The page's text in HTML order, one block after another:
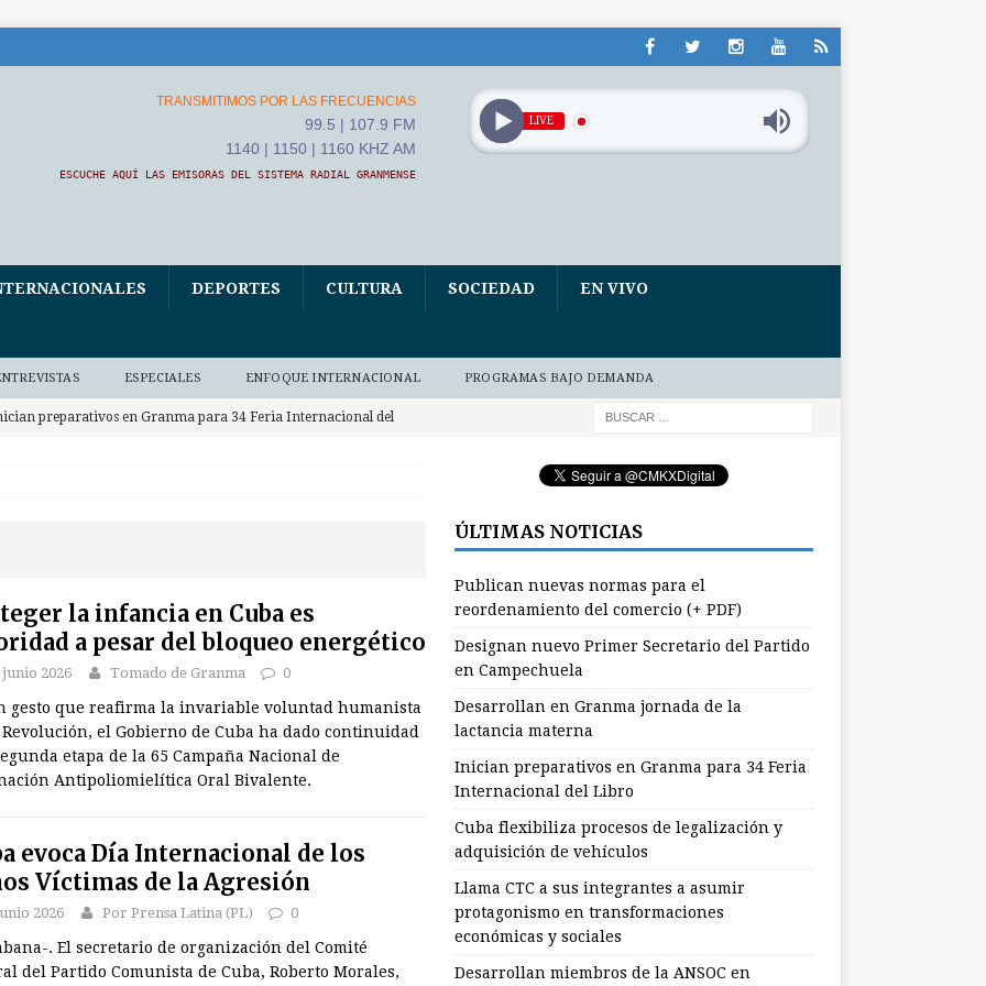
TRANSMITIMOS POR LAS FRECUENCIAS
99.5 | 107.9 FM
1140 | 1150 | 1160 KHZ AM
ESCUCHE AQUÍ LAS EMISORAS DEL SISTEMA RADIAL GRANMENSE
LIVE
DEPORTES CULTURA SOCIEDAD EN VIVO
ESPECIALES ENFOQUE INTERNACIONAL PROGRAMAS BAJO DEMANDA
preparativos en Granma para 34 Feria Internacional del
y sociales GRANMA
miembros de la ANSOC en Granma actividades en esta
nuevas normas para el reordenamiento del comercio (+
nuevo Primer Secretario del Partido en Campechuela
en Granma jornada de la lactancia materna
la infancia en Cuba es
a pesar del bloqueo energético
junio 2026 Tomado de Granma 0
gesto que reafirma la invariable voluntad humanista
el Gobierno de Cuba ha dado continuidad
etapa de la 65 Campaña Nacional de
Antipoliomielítica Oral Bivalente.
evoca Día Internacional de los
Víctimas de la Agresión
2026 Por Prensa Latina (PL) 0
. El secretario de organización del Comité
del Partido Comunista de Cuba, Roberto Morales,
ÚLTIMAS NOTICIAS
Publican nuevas normas para el
reordenamiento del comercio (+ PDF)
Designan nuevo Primer Secretario del Partido
en Campechuela
Desarrollan en Granma jornada de la
lactancia materna
Inician preparativos en Granma para 34 Feria
Internacional del Libro
Cuba flexibiliza procesos de legalización y
adquisición de vehículos
Llama CTC a sus integrantes a asumir
protagonismo en transformaciones
económicas y sociales
Desarrollan miembros de la ANSOC en